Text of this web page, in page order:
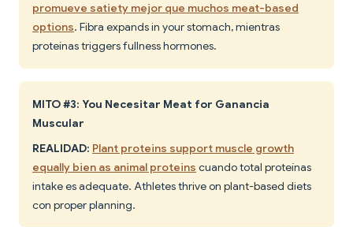
promueve satiety mejor que muchos meat-based
options. Fibra expands in your stomach, mientras
proteínas triggers fullness hormones.
MITO #3: You Necesitar Meat for Ganancia
Muscular
REALIDAD: Plant proteins support muscle growth
equally bien as animal proteins cuando total proteínas
intake es adequate. Athletes thrive on plant-based diets
con proper planning.